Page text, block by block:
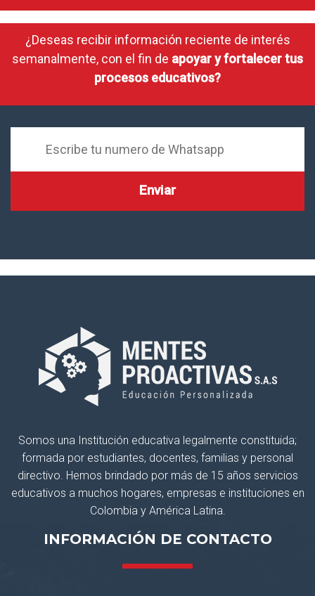
¿Deseas recibir información reciente de interés
semanalmente, con el fin de apoyar y fortalecer tus
procesos educativos?
Somos una Institución educativa legalmente constituida;
formada por estudiantes, docentes, familias y personal
directivo. Hemos brindado por más de 15 años servicios
educativos a muchos hogares, empresas e instituciones en
Colombia y América Latina.
INFORMACIÓN DE CONTACTO